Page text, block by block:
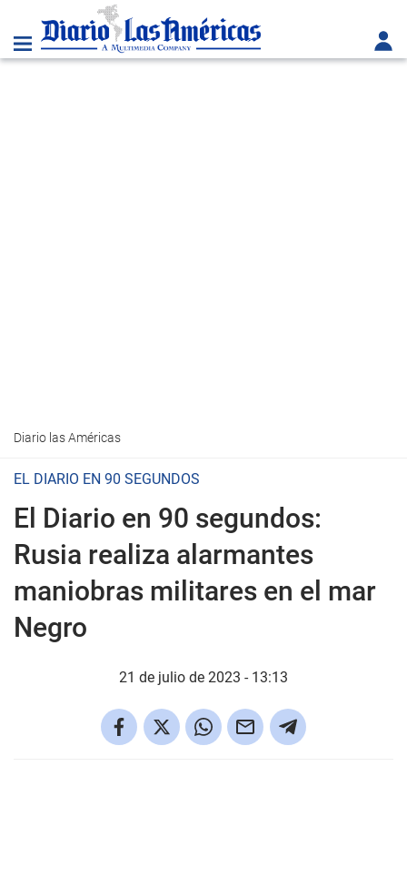
Diario las Américas
EL DIARIO EN 90 SEGUNDOS
El Diario en 90 segundos:
Rusia realiza alarmantes
maniobras militares en el mar
Negro
21 de julio de 2023 - 13:13